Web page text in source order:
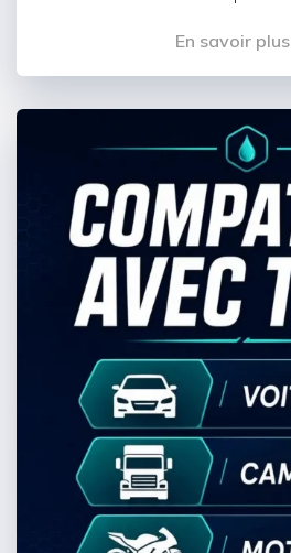
En savoir plus